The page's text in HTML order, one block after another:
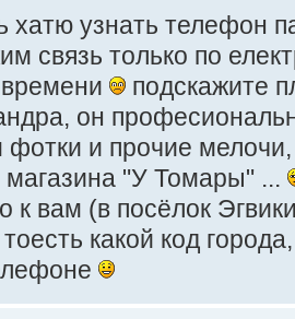
хатю узнать телефон
связь только по
подскажите
он
и прочие
"У Томары" ...
к вам (в посёлок
какой код